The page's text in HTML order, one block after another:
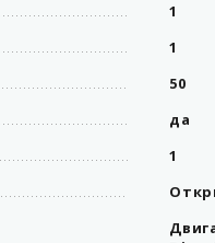
1
1
50
да
1